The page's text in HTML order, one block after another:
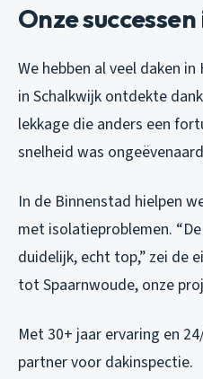
Onze
We hebben al veel daken
in Schalkwijk ontdekte
lekkage die anders een
snelheid was
In de Binnenstad hielpen
met isolatieproblemen.
duidelijk, echt top,” zei de
tot Spaarnwoude, onze
Met 30+ jaar ervaring en
partner voor dakinspectie.